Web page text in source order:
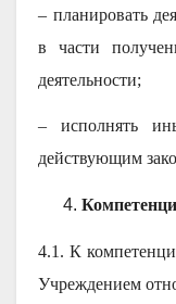
– планировать
в части
деятельности;
– исполнять
действующим
4.1. К
Учреждением